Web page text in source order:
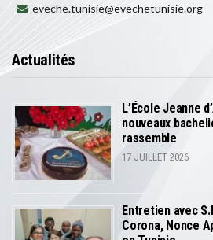
eveche.tunisie@evechetunisie.org
Actualités
L’École Jeanne
nouveaux
rassemble
17 JUILLET 2026
Entretien avec
Corona, Nonce